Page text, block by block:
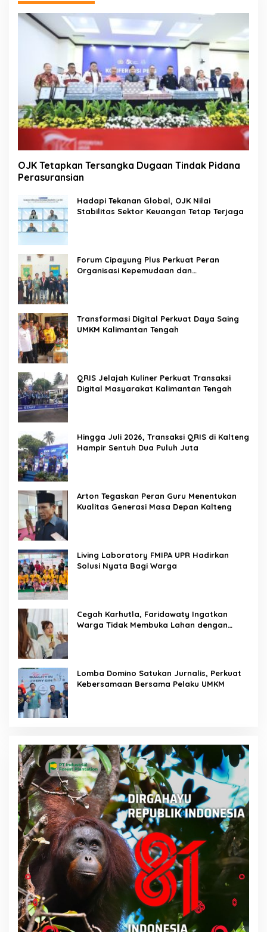
OJK Tetapkan Tersangka Dugaan Tindak Pidana
Perasuransian
Hadapi Tekanan Global, OJK Nilai
Stabilitas Sektor Keuangan Tetap Terjaga
Forum Cipayung Plus Perkuat Peran
Organisasi Kepemudaan dan
Transformasi Digital Perkuat Daya Saing
UMKM Kalimantan Tengah
QRIS Jelajah Kuliner Perkuat Transaksi
Digital Masyarakat Kalimantan Tengah
Hingga Juli 2026, Transaksi QRIS di Kalteng
Hampir Sentuh Dua Puluh Juta
Arton Tegaskan Peran Guru Menentukan
Kualitas Generasi Masa Depan Kalteng
Living Laboratory FMIPA UPR Hadirkan
Solusi Nyata Bagi Warga
Cegah Karhutla, Faridawaty Ingatkan
Warga Tidak Membuka Lahan dengan
Lomba Domino Satukan Jurnalis, Perkuat
Kebersamaan Bersama Pelaku UMKM